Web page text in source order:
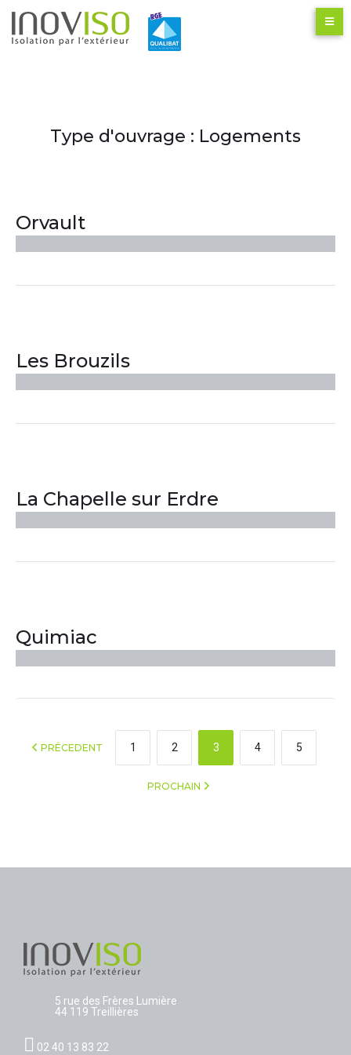
Type d'ouvrage : Logements
Orvault
Les Brouzils
La Chapelle sur Erdre
Quimiac
PRÉCEDENT 1 2 3 4 5
PROCHAIN
5 rue des Frères Lumière
44 119 Treillières
02 40 13 83 22